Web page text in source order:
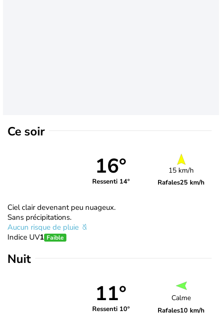
Ce soir
16°
Ressenti 14°
15 km/h
Rafales25 km/h
Ciel clair devenant peu nuageux.
Sans précipitations.
Aucun risque de pluie
Indice UV1 Faible
Nuit
11°
Ressenti 10°
Calme
Rafales10 km/h